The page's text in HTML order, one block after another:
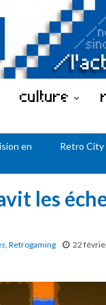
culture
en
Retro City
les
, Retrogaming 22